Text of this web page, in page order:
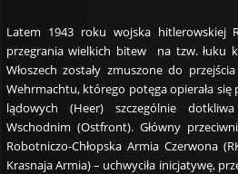
Latem 1943 roku wojska hitlerowskiej
przegrania wielkich bitew na tzw. łuku
Włoszech zostały zmuszone do
Wehrmachtu, którego potęga opierała się
lądowych (Heer) szczególnie
Wschodnim (Ostfront). Główny
Robotniczo-Chłopska Armia Czerwona
Krasnaja Armia) – uchwyciła inicjatywę,